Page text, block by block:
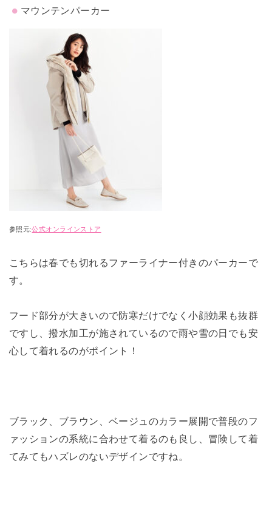
マウンテンパーカー
参照元:公式オンラインストア
こちらは春でも切れるファーライナー付きのパーカーで
す。
フード部分が大きいので防寒だけでなく小顔効果も抜群
ですし、撥水加工が施されているので雨や雪の日でも安
心して着れるのがポイント！
ブラック、ブラウン、ベージュのカラー展開で普段のフ
ァッションの系統に合わせて着るのも良し、冒険して着
てみてもハズレのないデザインですね。